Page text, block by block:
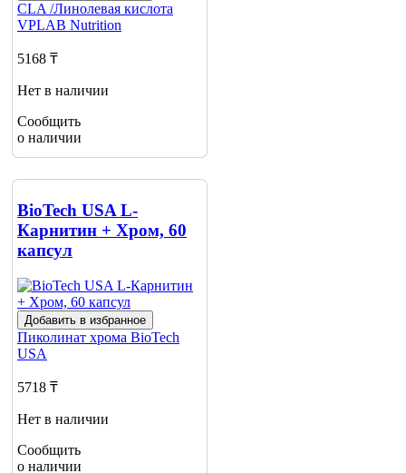
CLA /Линолевая кислота
VPLAB Nutrition
5168 ₸
Нет в наличии
Сообщить
о наличии
BioTech USA L-
Карнитин + Хром, 60
капсул
Добавить в избранное
Пиколинат хрома BioTech
USA
5718 ₸
Нет в наличии
Сообщить
о наличии